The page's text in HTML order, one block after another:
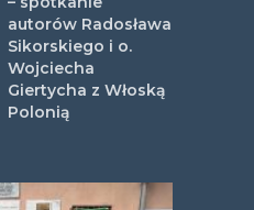
autorów Radosława
Sikorskiego i o.
Wojciecha
Giertycha z Włoską
Polonią